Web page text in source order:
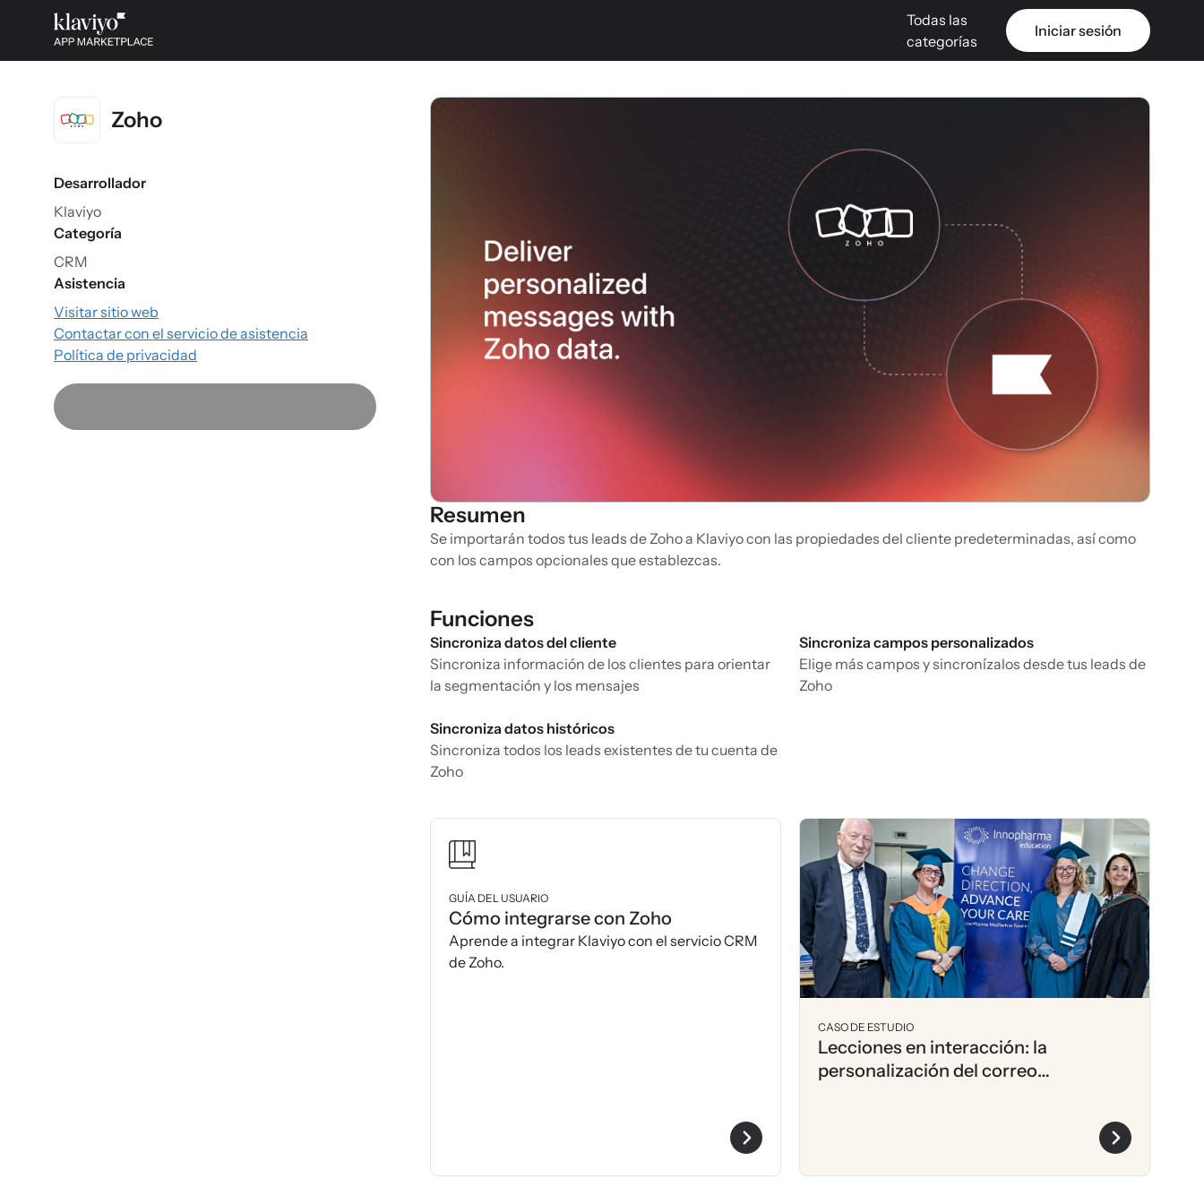
Todas las
categorías
Iniciar sesión
Zoho
Desarrollador
Klaviyo
Categoría
CRM
Asistencia
Visitar sitio web
Contactar con el servicio de asistencia
Política de privacidad
Resumen
Se importarán todos tus leads de Zoho a Klaviyo con las propiedades del cliente predeterminadas, así como
con los campos opcionales que establezcas.
Funciones
Sincroniza datos del cliente
Sincroniza información de los clientes para orientar
la segmentación y los mensajes
Sincroniza campos personalizados
Elige más campos y sincronízalos desde tus leads de
Zoho
Sincroniza datos históricos
Sincroniza todos los leads existentes de tu cuenta de
Zoho
GUÍA DEL USUARIO
Cómo integrarse con Zoho
Aprende a integrar Klaviyo con el servicio CRM
de Zoho.
CASO DE ESTUDIO
Lecciones en interacción: la
personalización del correo